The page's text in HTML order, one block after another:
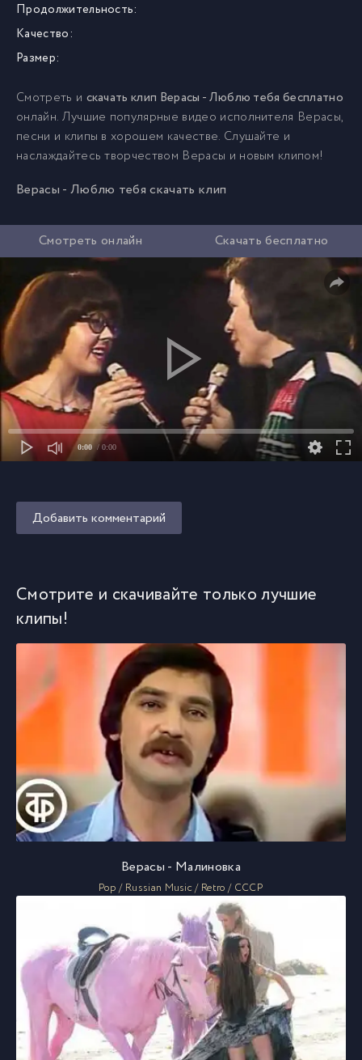
Продолжительность:
Качество:
Размер:
Смотреть и скачать клип Верасы - Люблю тебя бесплатно
онлайн. Лучшие популярные видео исполнителя Верасы,
песни и клипы в хорошем качестве. Слушайте и
наслаждайтесь творчеством Верасы и новым клипом!
Верасы - Люблю тебя скачать клип
Смотреть онлайн Скачать бесплатно
0:00 / 0:00
Добавить комментарий
Смотрите и скачивайте только лучшие
клипы!
Верасы - Малиновка
Pop / Russian Music / Retro / СССР